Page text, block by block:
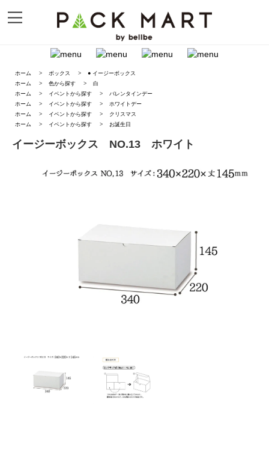
ホーム > ボックス >
● イージーボックス
ホーム
> 色から探す >
白
ホーム
> イベントから探す >
バレンタインデー
ホーム
> イベントから探す >
ホワイトデー
ホーム
> イベントから探す >
クリスマス
ホーム
> イベントから探す > お誕生日
イージーボックス NO.13 ホワイト